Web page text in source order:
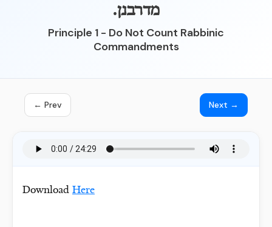
מדרבנן.
Principle 1 - Do Not Count Rabbinic
Commandments
← Prev Next →
Download Here